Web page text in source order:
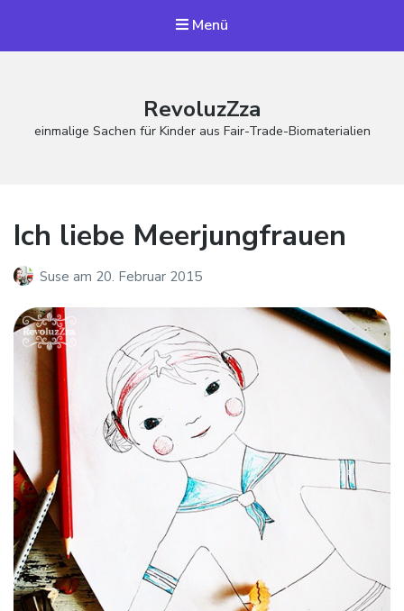
Menü
RevoluzZza
einmalige Sachen für Kinder aus Fair-Trade-Biomaterialien
Ich liebe Meerjungfrauen
Suse am 20. Februar 2015